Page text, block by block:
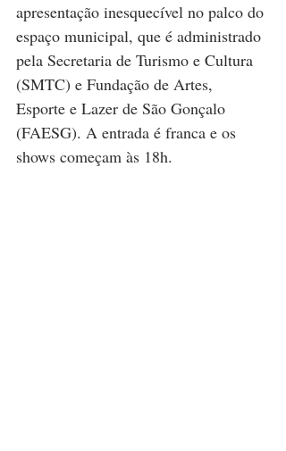
apresentação inesquecível no palco do
espaço municipal, que é administrado
pela Secretaria de Turismo e Cultura
(SMTC) e Fundação de Artes,
Esporte e Lazer de São Gonçalo
(FAESG). A entrada é franca e os
shows começam às 18h.